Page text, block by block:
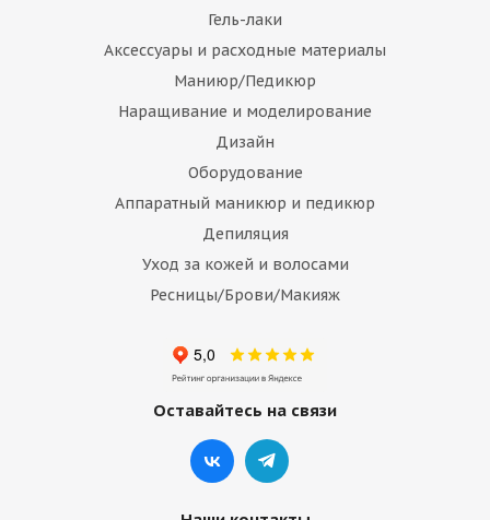
Гель-лаки
Аксессуары и расходные материалы
Маниюр/Педикюр
Наращивание и моделирование
Дизайн
Оборудование
Аппаратный маникюр и педикюр
Депиляция
Уход за кожей и волосами
Ресницы/Брови/Макияж
Оставайтесь на связи